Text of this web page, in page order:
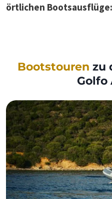
örtlichen Bootsausflüge:
Bootstouren zu
Golfo